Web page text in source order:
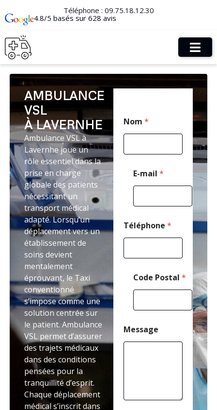
Téléphone : 09.75.18.12.30
4.8/5 basés sur 628 avis
AMBULANCE
VSL
À LAVERNHE
Ambulance VSL à
Lavernhe joue un
rôle essentiel dans la
prise en charge
globale des patients
nécessitant un
transport médical
adapté. Lorsqu’un
déplacement vers un
établissement de
soins devient
mentalement
éprouvant, le Taxi
conventionné
s’impose comme une
solution centrée sur
le patient. Ambulance
VSL permet d’assurer
des trajets médicaux
dans des conditions
pensées pour la
tranquillité d’esprit.
Chaque déplacement
médical s’inscrit dans
Nom *
E-mail *
*
N
m
T
é
l
e
Téléphone *
Code Postal *
Message